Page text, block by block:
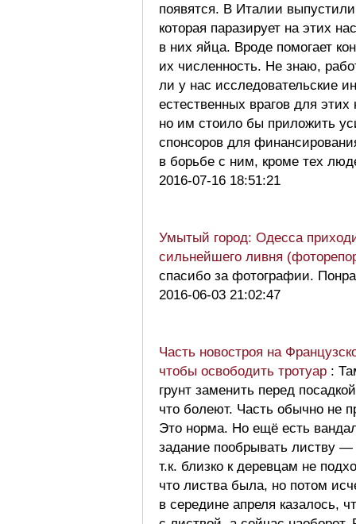
появятся. В Италии
которая паразирует на этих
в них яйца. Вроде помогает
их численность. Не знаю,
ли у нас исследовательские
естественных врагов для
но им стоило бы приложить
спонсоров для
в борьбе с ним, кроме тех
2016-07-16 18:51:21
Умытый город: Одесса
сильнейшего ливня
спасибо за фотографии.
2016-06-03 21:02:47
Часть новостроя на
чтобы освободить тротуар :
грунт заменить перед
что болеют. Часть обычно не
Это норма. Но ещё есть
задание пообрывать листву —
т.к. близко к деревцам не
что листва была, но потом
в середине апреля казалось,